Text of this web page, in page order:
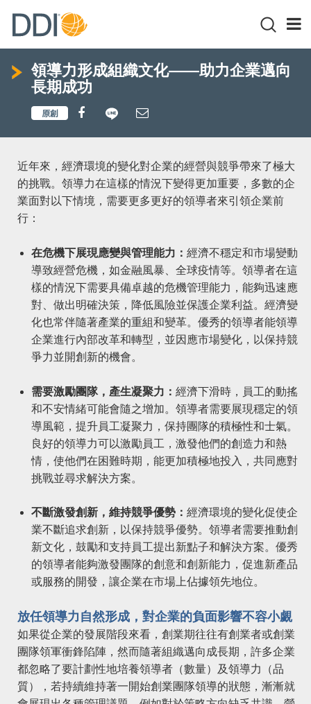
領導力形成組織文化——助力企業邁向
長期成功
近年來，經濟環境的變化對企業的經營與競爭帶來了極大
的挑戰。領導力在這樣的情況下變得更加重要，多數的企
業面對以下情境，需要更多更好的領導者來引領企業前
行：
在危機下展現應變與管理能力： 經濟不穩定和市場變動
導致經營危機，如金融風暴、全球疫情等。領導者在這
樣的情況下需要具備卓越的危機管理能力，能夠迅速應
對、做出明確決策，降低風險並保護企業利益。經濟變
化也常伴隨著產業的重組和變革。優秀的領導者能領導
企業進行內部改革和轉型，並因應市場變化，以保持競
爭力並開創新的機會。
需要激勵團隊，產生凝聚力： 經濟下滑時，員工的動搖
和不安情緒可能會隨之增加。領導者需要展現穩定的領
導風範，提升員工凝聚力，保持團隊的積極性和士氣。
良好的領導力可以激勵員工，激發他們的創造力和熱
情，使他們在困難時期，能更加積極地投入，共同應對
挑戰並尋求解決方案。
不斷激發創新，維持競爭優勢： 經濟環境的變化促使企
業不斷追求創新，以保持競爭優勢。領導者需要推動創
新文化，鼓勵和支持員工提出新點子和解決方案。優秀
的領導者能夠激發團隊的創意和創新能力，促進新產品
或服務的開發，讓企業在市場上佔據領先地位。
放任領導力自然形成，對企業的負面影響不容小覷
如果從企業的發展階段來看，創業期往往有創業者或創業
團隊領軍衝鋒陷陣，然而隨著組織邁向成長期，許多企業
都忽略了要計劃性地培養領導者（數量）及領導力（品
質），若持續維持著一開始創業團隊領導的狀態，漸漸就